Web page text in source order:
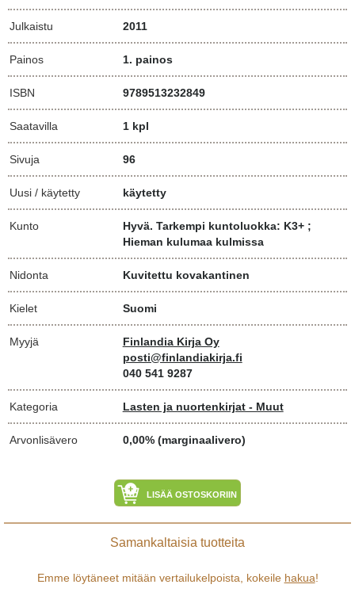
Julkaistu 2011
Painos 1. painos
ISBN 9789513232849
Saatavilla 1 kpl
Sivuja 96
Uusi / käytetty käytetty
Kunto
Hyvä. Tarkempi kuntoluokka: K3+ ;
Hieman kulumaa kulmissa
Nidonta Kuvitettu kovakantinen
Kielet Suomi
Myyjä
Finlandia Kirja Oy
posti@finlandiakirja.fi
040 541 9287
Kategoria Lasten ja nuortenkirjat - Muut
Arvonlisävero 0,00% (marginaalivero)
LISÄÄ OSTOSKORIIN
Samankaltaisia tuotteita
Emme löytäneet mitään vertailukelpoista, kokeile hakua!